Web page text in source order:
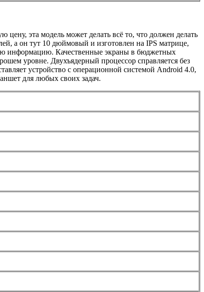
эта модель может делать всё то, что должен делать
а он тут 10 дюймовый и изготовлен на IPS матрице,
информацию. Качественные экраны в бюджетных
уровне. Двухъядерный процессор справляется без
устройство с операционной системой Android 4.0,
для любых своих задач.